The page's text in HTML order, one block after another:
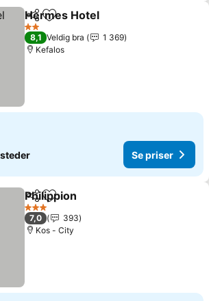
Del Legg til i favoritter
Hermes Hotel
2 Stjerner
8,1 Veldig bra
1 369
Kefalos
Se priser
Del Legg til i favoritter
Philippion
3 Stjerner
7,0
393
Kos - City